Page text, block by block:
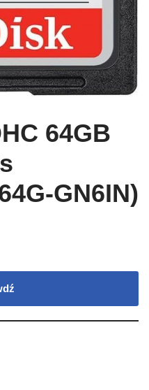
64GB
GN6IN)